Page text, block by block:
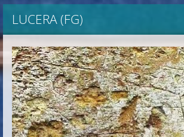
LUCERA (FG)